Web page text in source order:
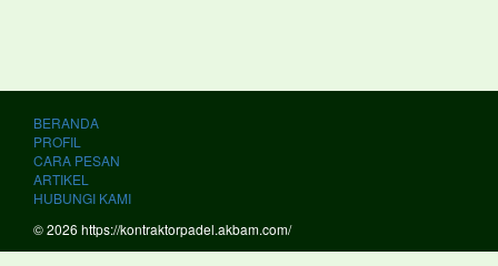
BERANDA
PROFIL
CARA PESAN
ARTIKEL
HUBUNGI KAMI
© 2026 https://kontraktorpadel.akbam.com/